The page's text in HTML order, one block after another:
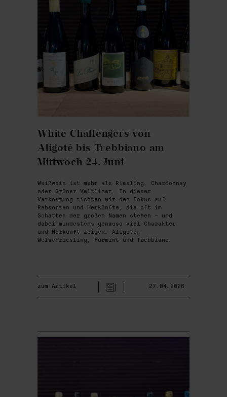
White Challengers von
Aligoté bis Trebbiano am
Mittwoch 24. Juni
Weißwein ist mehr als Riesling, Chardonnay
oder Grüner Veltliner. In dieser
Verkostung richten wir den Fokus auf
Rebsorten und Herkünfte, die oft im
Schatten der großen Namen stehen – und
dabei mindestens genauso viel Charakter
und Herkunft zeigen: Aligoté,
Welschriesling, Furmint und Trebbiano.
zum Artikel 27.04.2026